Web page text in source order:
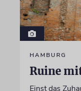
HAMBURG
Ruine
Einst das